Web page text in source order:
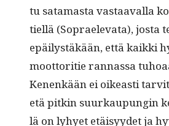
tu sata­mas­ta vas­taaval­la
tiel­lä (Soprael­e­va­ta), jos­ta
epäilystäkään, että kaik­ki
moot­tori­tie ran­nas­sa
Kenenkään ei oikeasti
etä pitkin suurkaupun­gin
lä on lyhyet etäisyy­det ja